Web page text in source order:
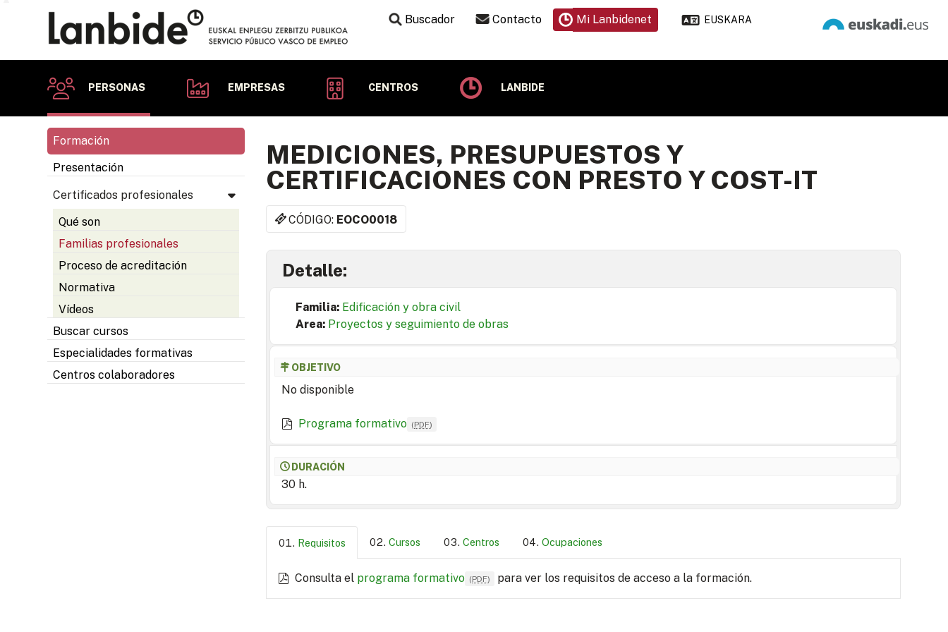
Buscador Contacto Mi Lanbidenet EUSKARA
PERSONAS EMPRESAS CENTROS LANBIDE
Formación
Presentación
Certificados profesionales
Qué son
Familias profesionales
Proceso de acreditación
Normativa
Vídeos
Buscar cursos
Especialidades formativas
Centros colaboradores
MEDICIONES, PRESUPUESTOS Y
CERTIFICACIONES CON PRESTO Y COST-IT
CÓDIGO: EOCO0018
Detalle:
Familia: Edificación y obra civil
Area: Proyectos y seguimiento de obras
OBJETIVO
No disponible
Programa formativo (PDF)
DURACIÓN
30 h.
Requisitos Cursos Centros Ocupaciones
Consulta el programa formativo (PDF) para ver los requisitos de acceso a la formación.